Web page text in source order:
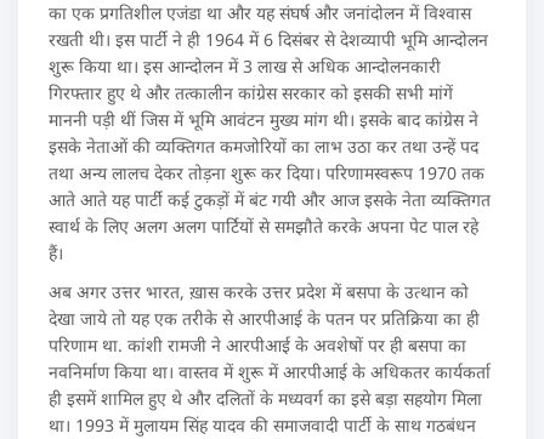
का एक प्रगतिशील एजंडा था और यह संघर्ष और जनांदोलन में विश्वास
रखती थी। इस पार्टी ने ही 1964 में 6 दिसंबर से देशव्यापी भूमि आन्दोलन
शुरू किया था। इस आन्दोलन में 3 लाख से अधिक आन्दोलनकारी
गिरफ्तार हुए थे और तत्कालीन कांग्रेस सरकार को इसकी सभी मांगें
माननी पड़ी थीं जिस में भूमि आवंटन मुख्य मांग थी। इसके बाद कांग्रेस ने
इसके नेताओं की व्यक्तिगत कमजोरियों का लाभ उठा कर तथा उन्हें पद
तथा अन्य लालच देकर तोड़ना शुरू कर दिया। परिणामस्वरूप 1970 तक
आते आते यह पार्टी कई टुकड़ों में बंट गयी और आज इसके नेता व्यक्तिगत
स्वार्थ के लिए अलग अलग पार्टियों से समझौते करके अपना पेट पाल रहे
हैं।
अब अगर उत्तर भारत, ख़ास करके उत्तर प्रदेश में बसपा के उत्थान को
देखा जाये तो यह एक तरीके से आरपीआई के पतन पर प्रतिक्रिया का ही
परिणाम था. कांशी रामजी ने आरपीआई के अवशेषों पर ही बसपा का
नवनिर्माण किया था। वास्तव में शुरू में आरपीआई के अधिकतर कार्यकर्ता
ही इसमें शामिल हुए थे और दलितों के मध्यवर्ग का इसे बड़ा सहयोग मिला
था। 1993 में मुलायम सिंह यादव की समाजवादी पार्टी के साथ गठबंधन